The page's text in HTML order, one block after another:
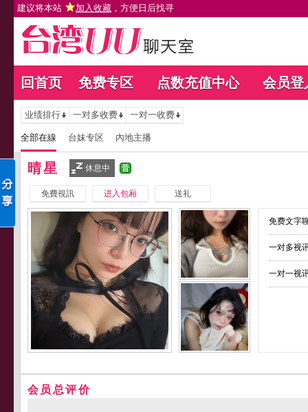
建议将本站 加入收藏 ，方便日后找寻
回首页 免费专区 点数充值中心 会员登
业绩排行 一对多收费 一对一收费
全部在線 台妹专区 內地主播
晴星 休息中
免費視訊 进入包厢 送礼
免费文字
一对多视
一对一视
会员总评价